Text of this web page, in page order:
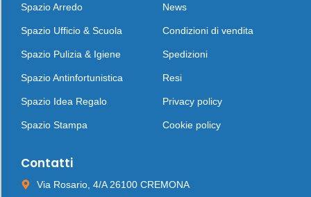
Spazio Arredo
Spazio Ufficio & Scuola
Spazio Pulizia & Igiene
Spazio Antinfortunistica
Spazio Idea Regalo
Spazio Stampa
News
Condizioni di vendita
Spedizioni
Resi
Privacy policy
Cookie policy
Contatti
Via Rosario, 4/A 26100 CREMONA